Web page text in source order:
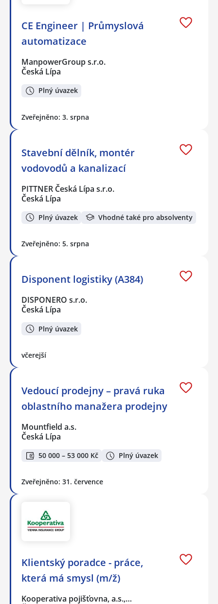
CE Engineer | Průmyslová
automatizace
ManpowerGroup s.r.o.
Česká Lípa
Plný úvazek
Zveřejněno: 3. srpna
Stavební dělník, montér
vodovodů a kanalizací
PITTNER Česká Lípa s.r.o.
Česká Lípa
Plný úvazek Vhodné také pro absolventy
Zveřejněno: 5. srpna
Disponent logistiky (A384)
DISPONERO s.r.o.
Česká Lípa
Plný úvazek
včerejší
Vedoucí prodejny – pravá ruka
oblastního manažera prodejny
Mountfield a.s.
Česká Lípa
50 000 – 53 000 Kč Plný úvazek
Zveřejněno: 31. července
Klientský poradce - práce,
která má smysl (m/ž)
Kooperativa pojišťovna, a.s.,…